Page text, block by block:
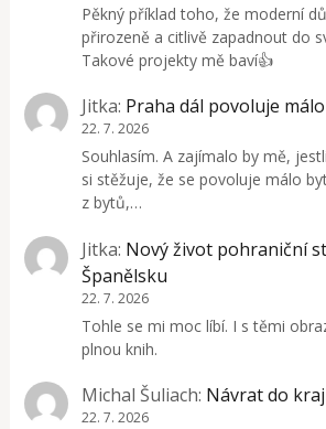
Pěkný příklad toho, že moderní
přirozeně a citlivě zapadnout do
Takové projekty mě baví👍
Jitka: Praha dál povoluje
22. 7. 2026
Souhlasím. A zajímalo by mě,
si stěžuje, že se povoluje málo
z bytů,…
Jitka: Nový život pohraniční
Španělsku
22. 7. 2026
Tohle se mi moc líbí. I s těmi
plnou knih.
Michal Šuliach: Návrat do
22. 7. 2026